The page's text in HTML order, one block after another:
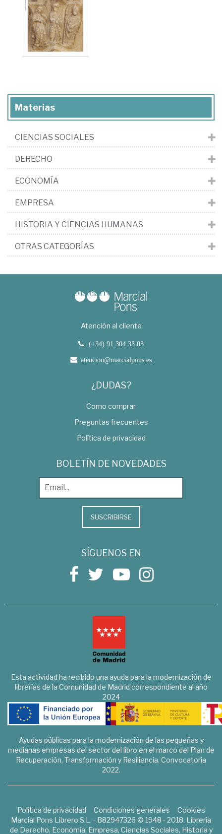
Materias
CIENCIAS SOCIALES
DERECHO
ECONOMÍA
EMPRESA
HISTORIA Y CIENCIAS HUMANAS
OTRAS CATEGORÍAS
Atención al cliente
(+34) 91 304 33 03
atencion@marcialpons.es
¿DUDAS?
Como comprar
Preguntas frecuentes
Política de privacidad
BOLETÍN DE NOVEDADES
SUSCRIBIRSE
SÍGUENOS EN
Esta actividad ha recibido una ayuda para la modernización de
librerías de la Comunidad de Madrid correspondiente al año
2024
Ayudas públicas para la modernización de las pequeñas y
medianas empresas del sector del libro en el marco del Plan de
Recuperación, Transformación y Resiliencia. Convocatoria
2022.
Política de privacidad Condiciones generales
Cookies
Marcial Pons Librero S.L. - B82947326 © 1948 - 2018. Librería
de Derecho, Economía, Empresa, Ciencias Sociales, Historia y